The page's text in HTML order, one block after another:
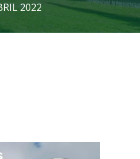
2022